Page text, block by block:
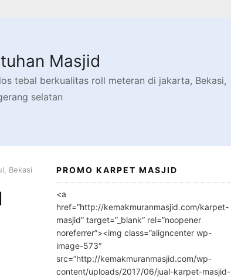
Masjid
tebal berkualitas roll meteran di jakarta, Bekasi,
selatan
Bekasi PROMO KARPET MASJID
<a
href=”http://kemakmuranmasjid.com/karpet-
masjid” target=”_blank” rel=”noopener
noreferrer”><img class=”aligncenter wp-
image-573″
src=”http://kemakmuranmasjid.com/wp-
content/uploads/2017/06/jual-karpet-masjid-